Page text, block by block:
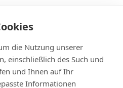
die Nutzung unserer
einschließlich des Such und
und Ihnen auf Ihr
Informationen